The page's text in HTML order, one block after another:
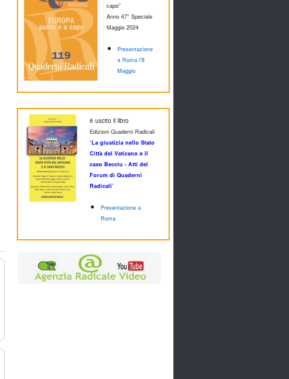
capo"
Anno 47° Speciale
Maggio 2024
Presentazione
a Roma l'8
Maggio
è uscito il libro
Edizioni Quaderni Radicali
‘La giustizia nello Stato
Città del Vaticano e il
caso Becciu - Atti del
Forum di Quaderni
Radicali’
Presentazione a
Roma